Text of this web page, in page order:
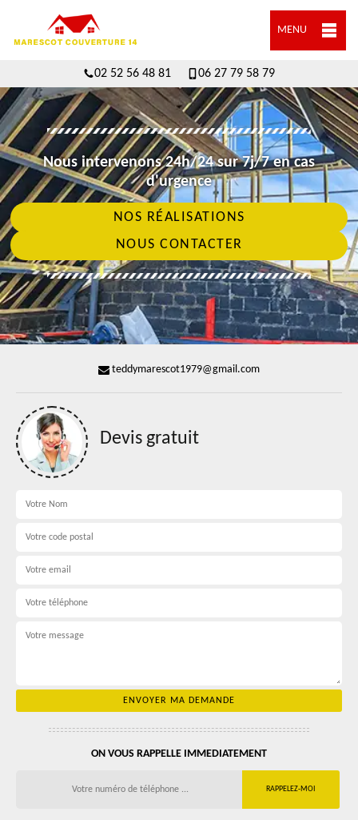
MENU
02 52 56 48 81 06 27 79 58 79
Nous intervenons 24h/24 sur 7j/7 en cas
d'urgence
NOS RÉALISATIONS
NOUS CONTACTER
teddymarescot1979@gmail.com
Devis gratuit
ON VOUS RAPPELLE IMMEDIATEMENT